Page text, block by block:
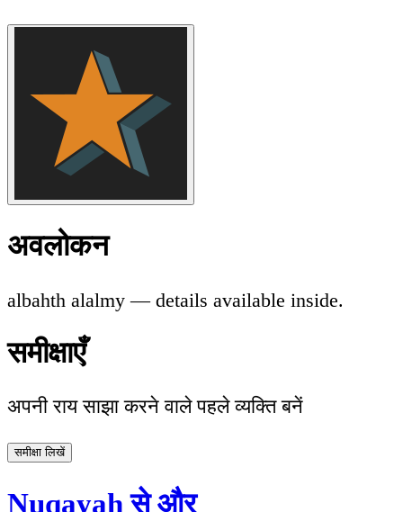
अवलोकन
albahth alalmy — details available inside.
समीक्षाएँ
अपनी राय साझा करने वाले पहले व्यक्ति बनें
समीक्षा लिखें
Nuqayah से और